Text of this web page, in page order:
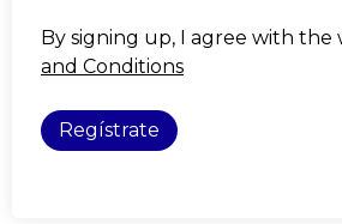
By signing up, I agree with the
and Conditions
Regístrate